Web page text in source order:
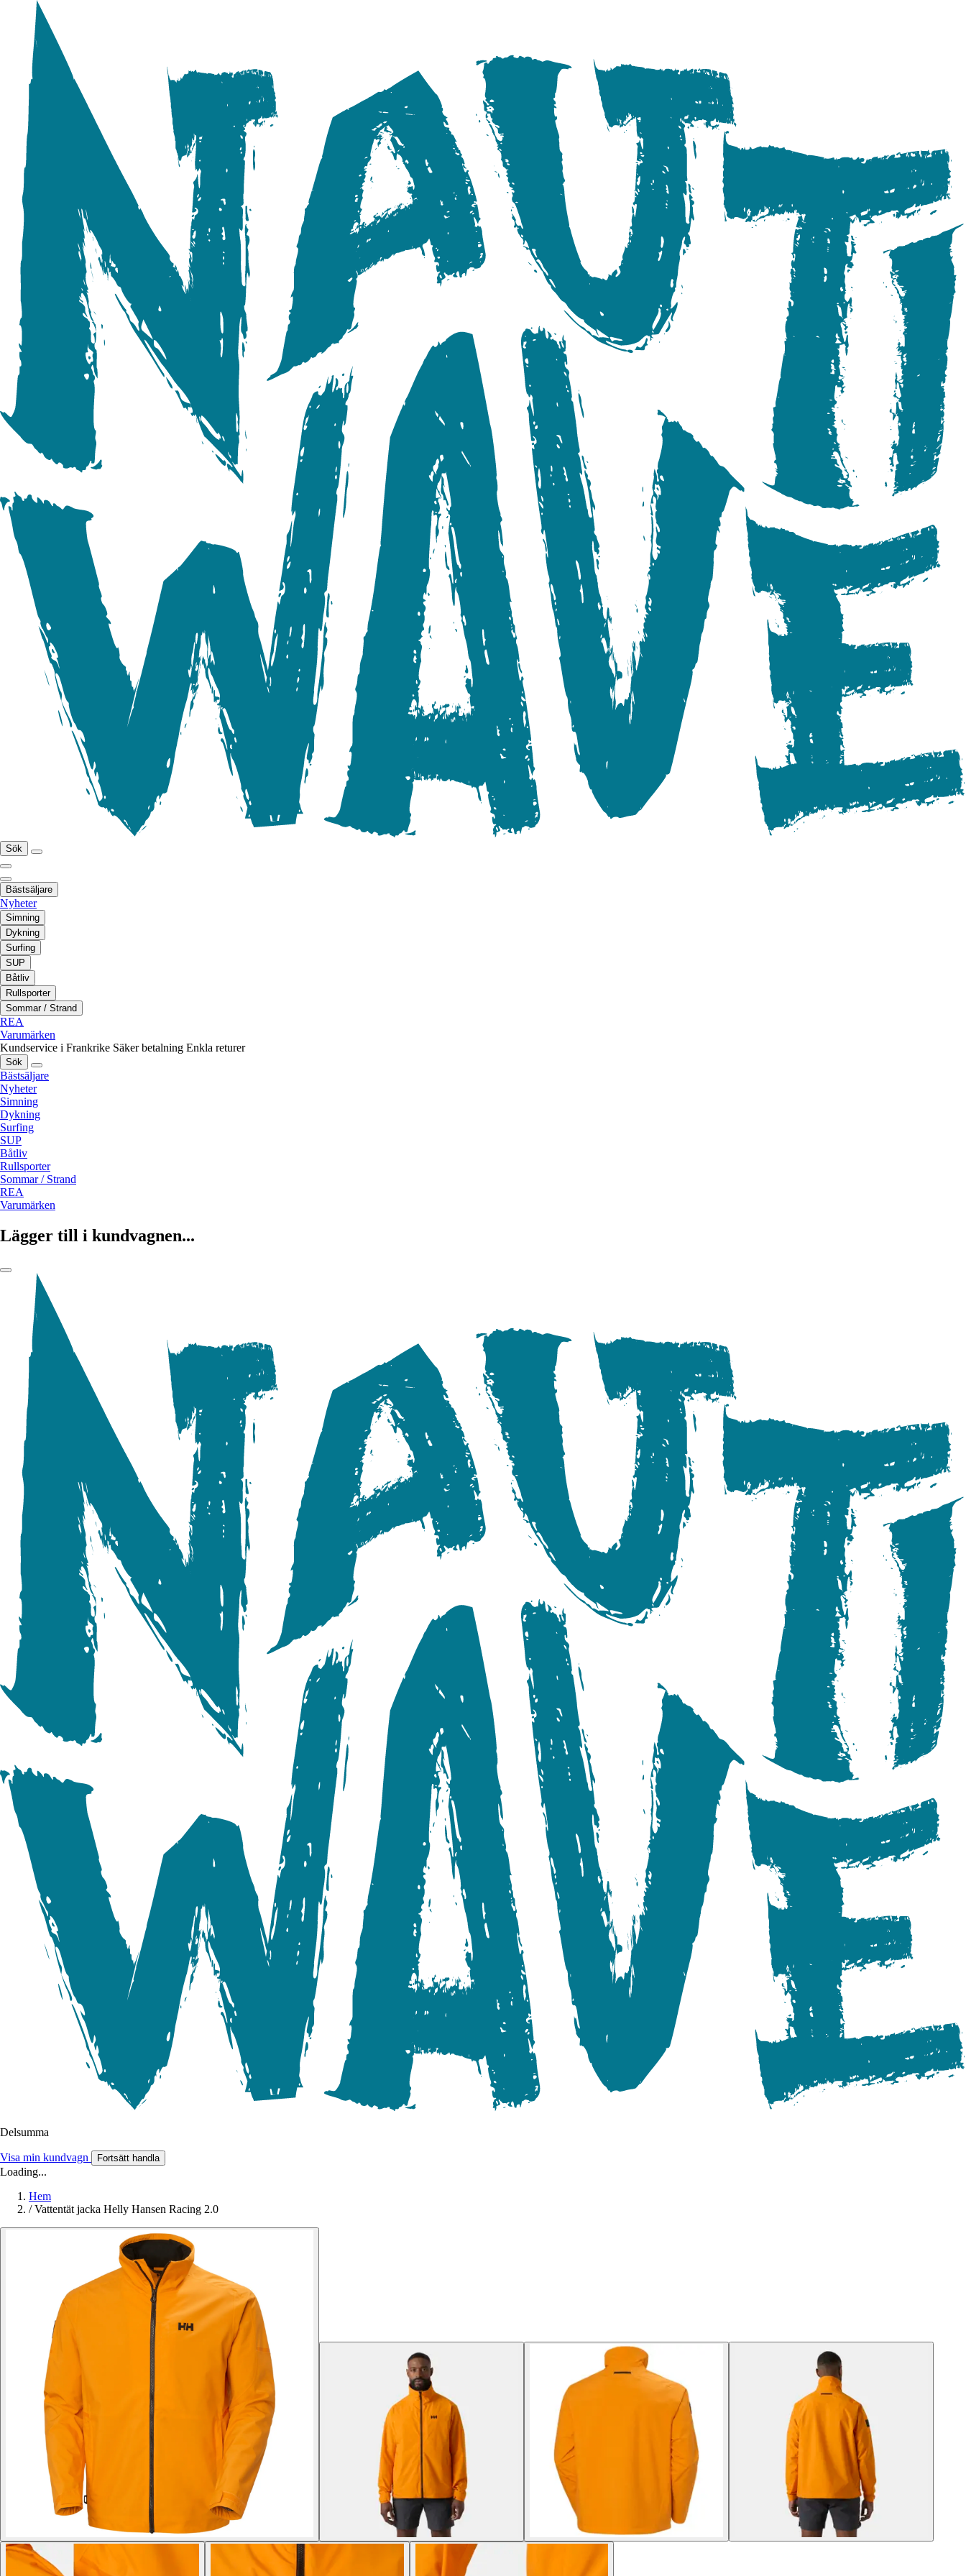
Sök
Bästsäljare
Nyheter
Simning
Dykning
Surfing
SUP
Båtliv
Rullsporter
Sommar / Strand
REA
Varumärken
Kundservice i Frankrike Säker betalning Enkla returer
Sök
Bästsäljare
Nyheter
Simning
Dykning
Surfing
SUP
Båtliv
Rullsporter
Sommar / Strand
REA
Varumärken
Lägger till i kundvagnen...
Delsumma
Visa min kundvagn Fortsätt handla
Loading...
Hem
/ Vattentät jacka Helly Hansen Racing 2.0